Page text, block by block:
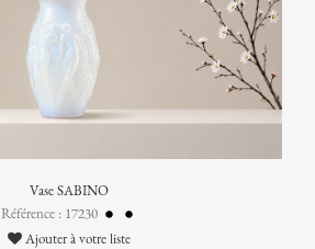
Vase SABINO
Référence : 17230
Ajouter à votre liste